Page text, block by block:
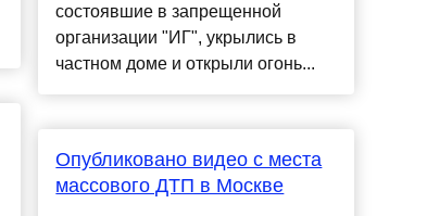
состоявшие в запрещенной
организации "ИГ", укрылись в
частном доме и открыли огонь...
Опубликовано видео с места
массового ДТП в Москве